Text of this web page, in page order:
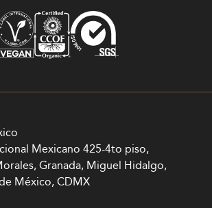
Mexicano 425-4to piso,
Granada, Miguel Hidalgo,
México, CDMX